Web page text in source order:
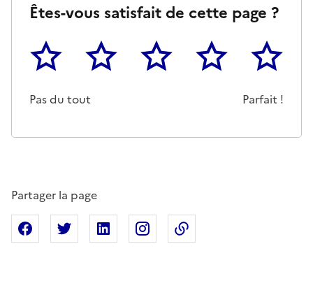
Êtes-vous satisfait de cette page ?
1
Pas du tout
2 3 4 5
Parfait !
Partager la page
Partager sur Facebook
Partager sur XPartager sur Linkedin
Partager sur Instagram